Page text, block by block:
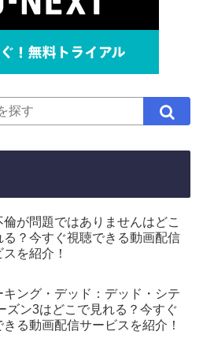
倫が問題ではありませんはどこ
る？今すぐ視聴できる動画配信
を紹介！
キング・デッド：デッド・シテ
ズン3はどこで見れる？今すぐ
きる動画配信サービスを紹介！